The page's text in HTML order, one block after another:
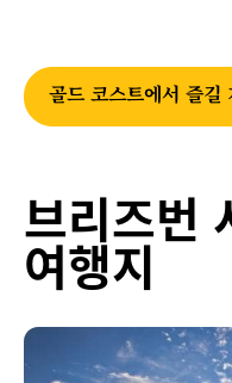
골드 코스트에서 즐길
브리즈번
여행지